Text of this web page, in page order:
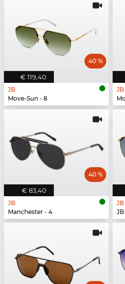
€ 119,40
40 %
JB
Move-Sun - 8
JB
€ 83,40
40 %
JB
Manchester - 4
JB
JB